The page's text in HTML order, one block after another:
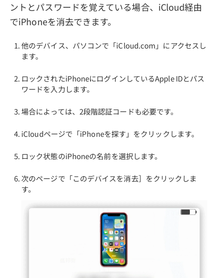
ントとパスワードを覚えている場合、iCloud経由
でiPhoneを消去できます。
他のデバイス、パソコンで「iCloud.com」にアクセスし
ます。
ロックされたiPhoneにログインしているApple IDとパス
ワードを入力します。
場合によっては、2段階認証コードも必要です。
iCloudページで「iPhoneを探す」をクリックします。
ロック状態のiPhoneの名前を選択します。
次のページで「このデバイスを消去］をクリックしま
す。